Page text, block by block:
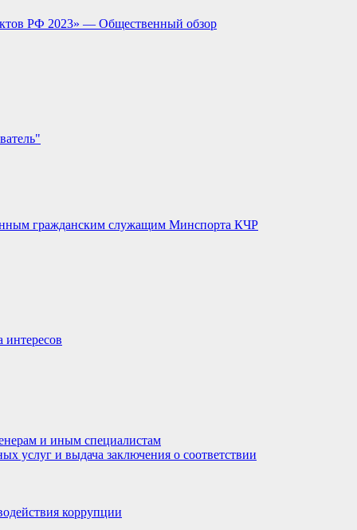
РФ 2023» — Общественный обзор
гражданским служащим Минспорта КЧР
и иным специалистам
услуг и выдача заключения о соответствии
коррупции